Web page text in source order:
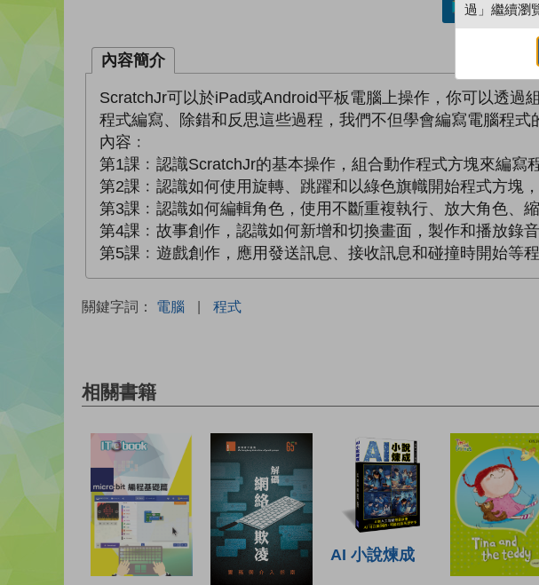
加入／閱
內容簡介
ScratchJr可以於iPad或Android平板電腦上操作，你可以透過
程式編寫、除錯和反思這些過程，我們不但學會編寫電腦程式
內容﹕
第1課﹕認識ScratchJr的基本操作，組合動作程式方塊來編寫程
第2課﹕認識如何使用旋轉、跳躍和以綠色旗幟開始程式方塊
第3課﹕認識如何編輯角色，使用不斷重複執行、放大角色、
第4課﹕故事創作，認識如何新增和切換畫面，製作和播放錄
第5課﹕遊戲創作，應用發送訊息、接收訊息和碰撞時開始等
關鍵字詞： 電腦 | 程式
相關書籍
AI 小說煉成
過」繼續瀏